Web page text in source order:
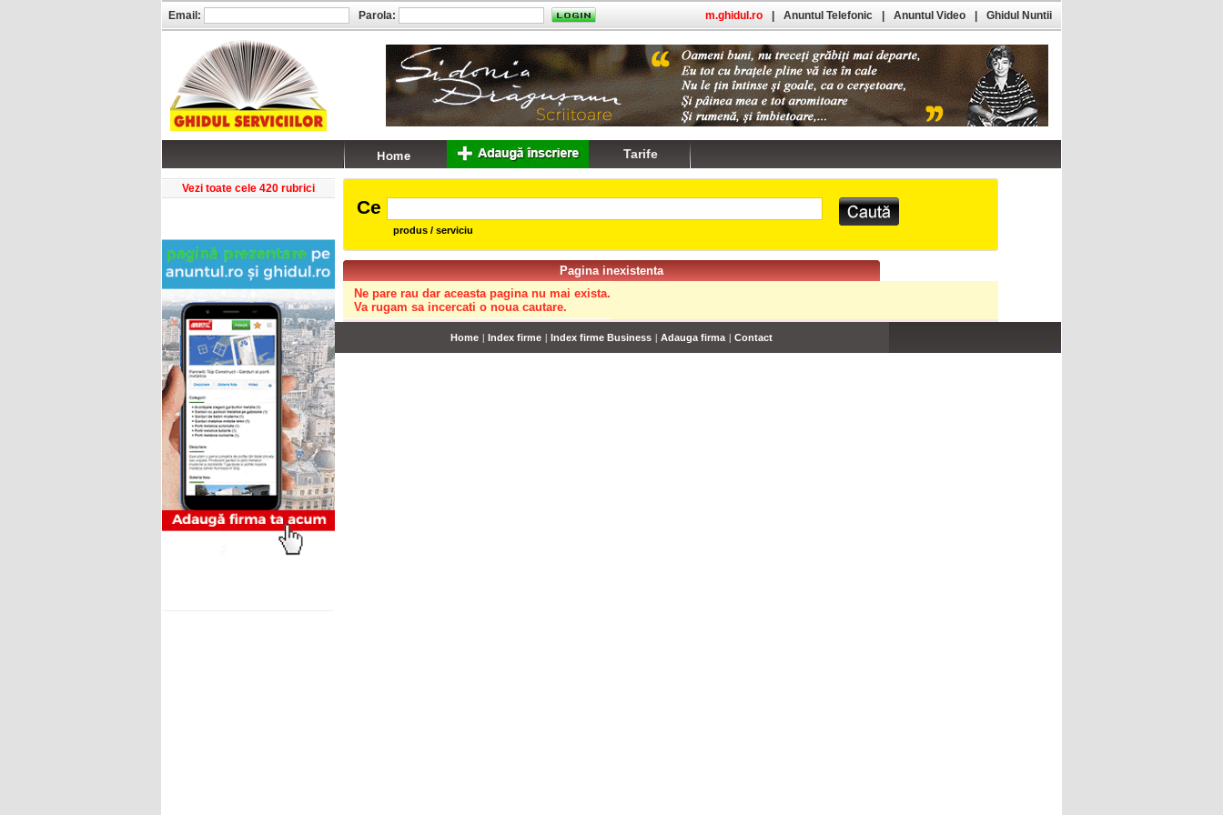
Vezi toate cele 420 rubrici
Ce
produs / serviciu
Pagina inexistenta
Ne pare rau dar aceasta pagina nu mai exista.
Va rugam sa incercati o noua cautare.
Email: Parola: m.ghidul.ro Anuntul Telefonic Anuntul Video Ghidul Nuntii
Tarife
Copyright © GHIDUL 2026
Toate drepturile rezervate
Home | Index firme | Index firme Business | Adauga firma | Contact